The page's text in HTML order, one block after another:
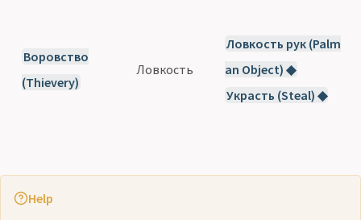
Воровство
(Thievery)
Ловкость
Ловкость рук (Palm
an Object) ◆
Украсть (Steal) ◆
Help